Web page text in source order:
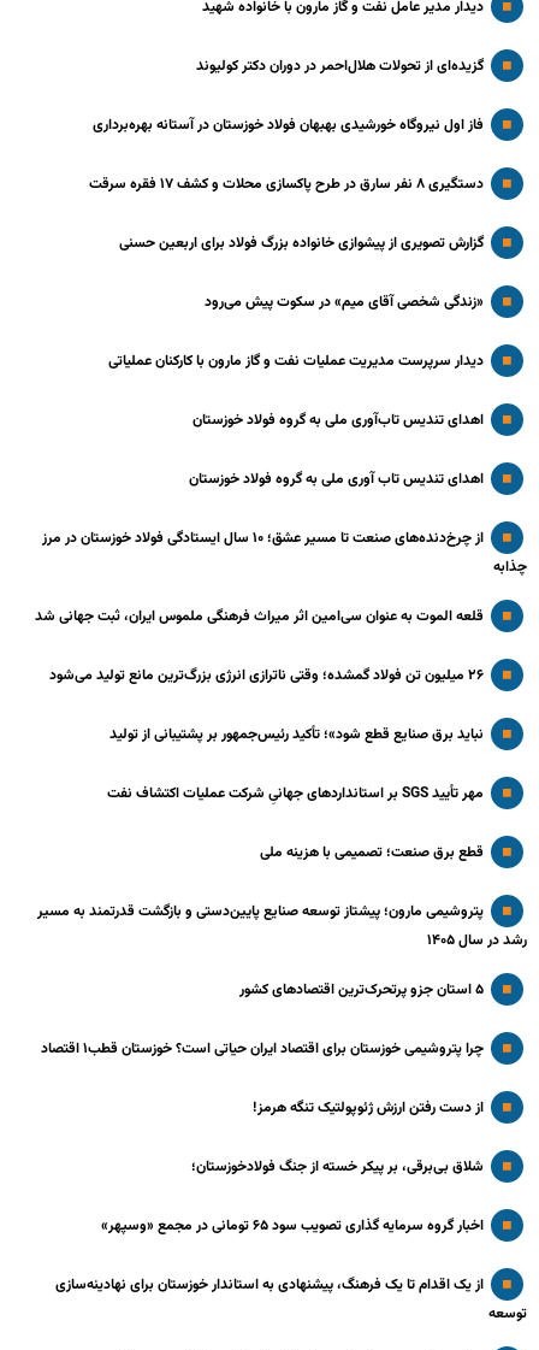
دیدار مدیر عامل نفت و گاز مارون با خانواده شهید
گزیده‌ای از تحولات هلال‌احمر در دوران دکتر کولیوند
فاز اول نیروگاه خورشیدی بهبهان فولاد خوزستان در آستانه بهره‌برداری
دستگیری ۸ نفر سارق در طرح پاکسازی محلات و کشف ۱۷ فقره سرقت
گزارش تصویری از پیشوازی خانواده بزرگ فولاد برای اربعین حسنی
«زندگی شخصی آقای میم» در سکوت پیش می‌رود
دیدار سرپرست مدیریت عملیات نفت و گاز مارون با کارکنان عملیاتی
اهدای تندیس تاب‌آوری ملی به گروه فولاد خوزستان
اهدای تندیس تاب آوری ملی به گروه فولاد خوزستان
از چرخ‌دنده‌های صنعت تا مسیر عشق؛ ۱۰ سال ایستادگی فولاد خوزستان در مرز
چذابه
قلعه الموت به عنوان سی‌امین اثر میراث‌ فرهنگی ملموس ایران، ثبت جهانی شد
۲۶ میلیون تن فولاد گمشده؛ وقتی ناترازی انرژی بزرگ‌ترین مانع تولید می‌شود
نباید برق صنایع قطع شود»؛ تأکید رئیس‌جمهور بر پشتیبانی از تولید
مهر تأیید SGS بر استانداردهای جهانیِ شرکت عملیات اکتشاف نفت
قطع برق صنعت؛ تصمیمی با هزینه ملی
پتروشیمی مارون؛ پیشتاز توسعه صنایع پایین‌دستی و بازگشت قدرتمند به مسیر
رشد در سال ۱۴۰۵
۵ استان جزو پرتحرک‌ترین اقتصاد‌های کشور
چرا پتروشیمی خوزستان برای اقتصاد ایران حیاتی است؟ خوزستان قطب۱ اقتصاد
از دست رفتن ارزش ژئوپولتیک تنگه هرمز!
شلاق‌ بی‌برقی، بر پیکر خسته‌ از جنگ فولادخوزستان؛
اخبار گروه سرمایه گذاری تصویب سود ۶۵ تومانی در مجمع «وسپهر»
از یک اقدام تا یک فرهنگ، پیشنهادی به استاندار خوزستان برای نهادینه‌سازی
توسعه